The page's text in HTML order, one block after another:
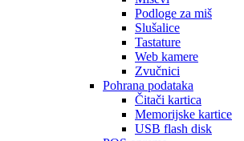
Podloge za miš
Slušalice
Tastature
Web kamere
Zvučnici
Pohrana podataka
Čitači kartica
Memorijske kartice
USB flash disk